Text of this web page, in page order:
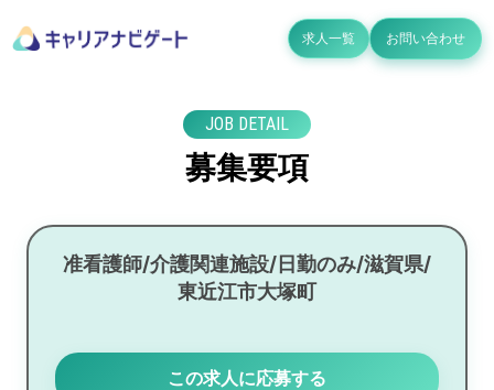
求人一覧 お問い合わせ
JOB DETAIL
募集要項
准看護師/介護関連施設/日勤のみ/滋賀県/
東近江市大塚町
この求人に応募する